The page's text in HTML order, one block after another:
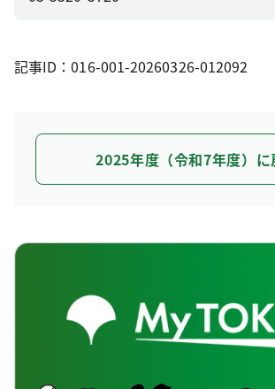
記事ID：016-001-20260326-012092
2025年度（令和7年度）に